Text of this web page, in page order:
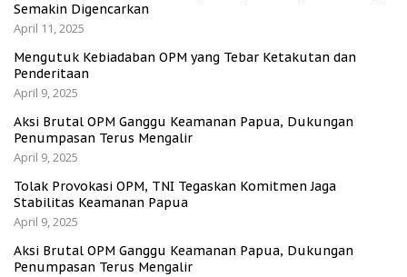
Semakin Digencarkan
April 11, 2025
Mengutuk Kebiadaban OPM yang Tebar Ketakutan dan
Penderitaan
April 9, 2025
Aksi Brutal OPM Ganggu Keamanan Papua, Dukungan
Penumpasan Terus Mengalir
April 9, 2025
Tolak Provokasi OPM, TNI Tegaskan Komitmen Jaga
Stabilitas Keamanan Papua
April 9, 2025
Aksi Brutal OPM Ganggu Keamanan Papua, Dukungan
Penumpasan Terus Mengalir